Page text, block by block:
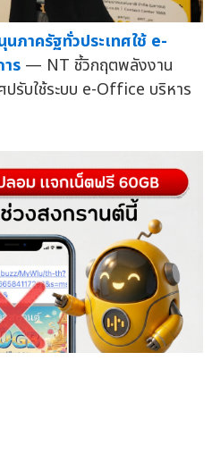
ทคโนโลยี พัฒนา
ริยะแห่งอนาคต
รรมการผู้จัดการใหญ่กลุ่มการ
อมคณะผู้บริหาร และ Mr.
ะธานบริหาร...02 มิ.ย.